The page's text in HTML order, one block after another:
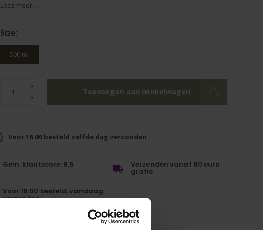
Lees meer..
Size:
500 ml
Toevoegen aan winkelwagen
Voor 16.00 besteld zelfde dag verzonden
Gem. klantscore: 9,5 Verzenden vanaf 60 euro
gratis
Voor 16:00 besteld, vandaag
verzonden